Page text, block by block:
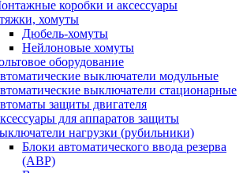
коробки и аксессуары
хомуты
Дюбель-хомуты
Нейлоновые хомуты
оборудование
выключатели модульные
выключатели стационарные
защиты двигателя
для аппаратов защиты
нагрузки (рубильники)
Блоки автоматического ввода резерва
(АВР)